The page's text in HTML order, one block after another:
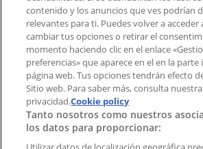
aplicación?
Índices
Marcas
Negocios
Negocios cercanos
contenido y los anuncios que ves podrían
relevantes para ti. Puedes volver a acceder
cambiar tus opciones o retirar el
momento haciendo clic en el enlace
preferencias» que aparece en el en la
página web. Tus opciones tendrán efecto
Sitio web. Para saber más, consulta
privacidad.Cookie policy
Tanto nosotros como nuestros
los datos para proporcionar: